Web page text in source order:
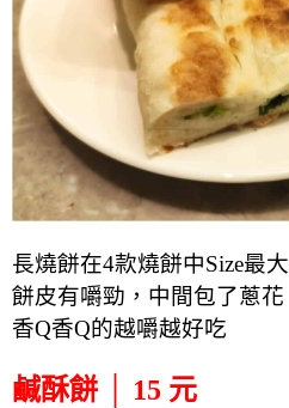
長燒餅在4款燒餅中Size最大
餅皮有嚼勁，中間包了蔥花
香Q香Q的越嚼越好吃
鹹酥餅 │ 15 元